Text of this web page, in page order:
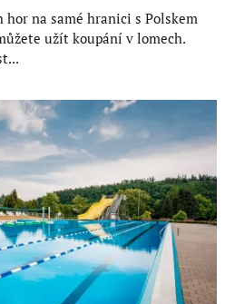
hor na samé hranici s Polskem
užít koupání v lomech.